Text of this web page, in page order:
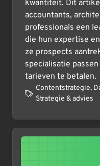
kwantiteit. Dit
accountants,
professionals een
die hun expertise
ze prospects
specialisatie
tarieven te betalen.
Contentstrategie,
Strategie & advies